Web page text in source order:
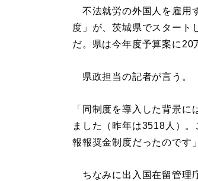
不法就労の外国人を雇用
度」が、茨城県でスタート
だ。県は今年度予算案に20
県政担当の記者が言う。
「同制度を導入した背景
ました（昨年は3518人）
報報奨金制度だったのです」
ちなみに出入国在留管理